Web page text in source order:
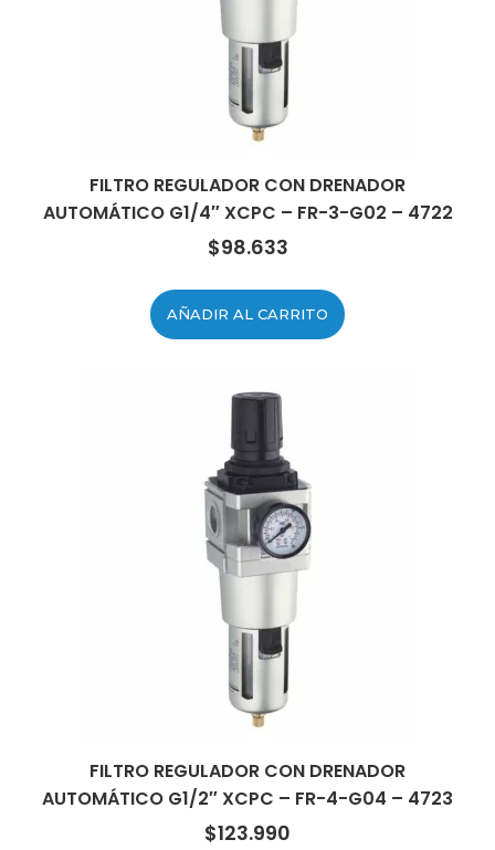
FILTRO REGULADOR CON DRENADOR
AUTOMÁTICO G1/4″ XCPC – FR-3-G02 – 4722
$98.633
AÑADIR AL CARRITO
FILTRO REGULADOR CON DRENADOR
AUTOMÁTICO G1/2″ XCPC – FR-4-G04 – 4723
$123.990